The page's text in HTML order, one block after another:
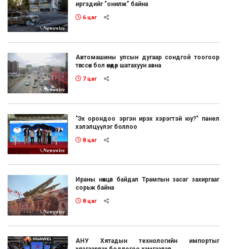
иргэдийг "онилж" байна
6 цаг
Автомашины улсын дугаар сондгой тоогоор
төгссөн бол өнөөдөр шатахуун авна
7 цаг
"Эх орондоо эргэн ирэх хэрэгтэй юу?" панел
хэлэлцүүлэг боллоо
8 цаг
Ираны нөхцөл байдал Трампын засаг захиргааг
сорьж байна
8 цаг
АНУ Хятадын технологийн импортыг